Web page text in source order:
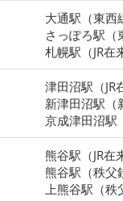
大通駅（東
さっぽろ駅
札幌駅（JR在
津田沼駅（JR
新津田沼駅（
京成津田沼駅
熊谷駅（JR在
熊谷駅（秩父
上熊谷駅（秩